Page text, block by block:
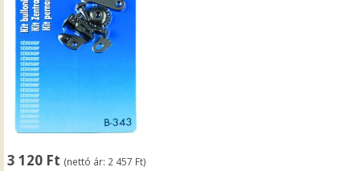
3 120 Ft (nettó ár: 2 457 Ft)